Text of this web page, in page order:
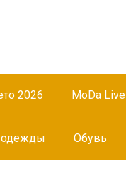
2026 МоDа Live
одежды Обувь